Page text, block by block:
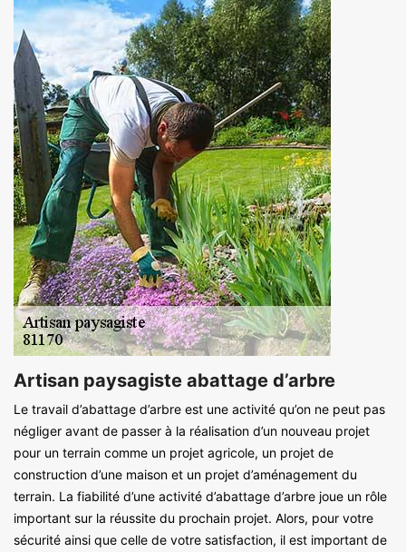
Artisan paysagiste abattage d’arbre
Le travail d’abattage d’arbre est une activité qu’on ne peut pas
négliger avant de passer à la réalisation d’un nouveau projet
pour un terrain comme un projet agricole, un projet de
construction d’une maison et un projet d’aménagement du
terrain. La fiabilité d’une activité d’abattage d’arbre joue un rôle
important sur la réussite du prochain projet. Alors, pour votre
sécurité ainsi que celle de votre satisfaction, il est important de